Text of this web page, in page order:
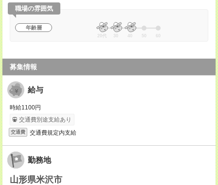
職場の雰囲気
年齢層
20代 30 40 50 60
募集情報
給与
時給1100円
交通費別途支給あり
交通費 交通費規定内支給
勤務地
山形県米沢市